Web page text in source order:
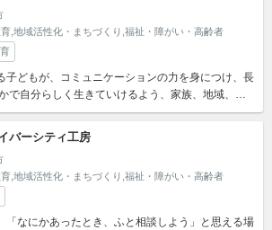
,地域活性化・まちづくり,福祉・障がい・高齢者
子どもが、コミュニケーションの力を身につけ、長
で自分らしく生きていけるよう、家族、地域、行
この法人は、発達障害等のある子ども及...
バーシティ工房
,地域活性化・まちづくり,福祉・障がい・高齢者
「なにかあったとき、ふと相談しよう」と思える場